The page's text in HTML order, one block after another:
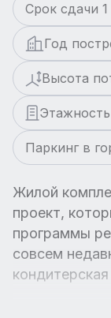
Срок сдачи 1
Год
Высота
Паркинг в
Жилой
проект,
программы
совсем